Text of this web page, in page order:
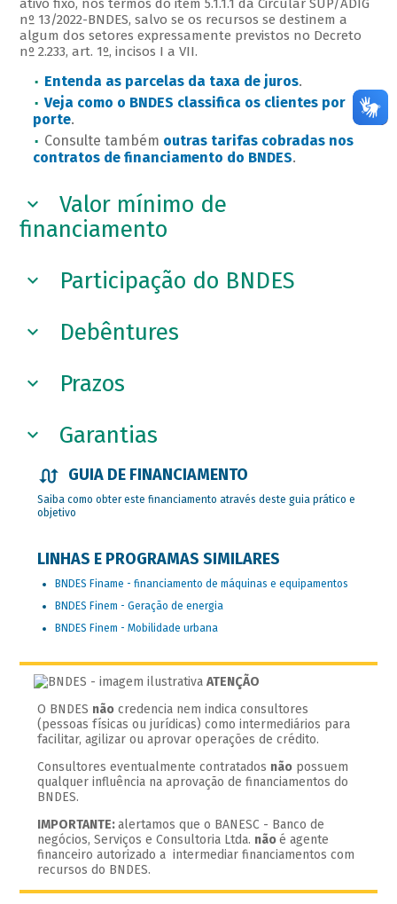
ativo fixo, nos termos do item 5.1.1.1 da Circular SUP/ADIG
nº 13/2022-BNDES, salvo se os recursos se destinem a
algum dos setores expressamente previstos no Decreto
nº 2.233, art. 1º, incisos I a VII.
Entenda as parcelas da taxa de juros.
Veja como o BNDES classifica os clientes por
porte.
Consulte também outras tarifas cobradas nos
contratos de financiamento do BNDES.
Valor mínimo de
financiamento
Participação do BNDES
Debêntures
Prazos
Garantias
GUIA DE FINANCIAMENTO
Saiba como obter este financiamento através deste guia prático e
objetivo
LINHAS E PROGRAMAS SIMILARES
BNDES Finame - financiamento de máquinas e equipamentos
BNDES Finem - Geração de energia
BNDES Finem - Mobilidade urbana
ATENÇÃO
O BNDES não credencia nem indica consultores
(pessoas físicas ou jurídicas) como intermediários para
facilitar, agilizar ou aprovar operações de crédito.
Consultores eventualmente contratados não possuem
qualquer influência na aprovação de financiamentos do
BNDES.
IMPORTANTE:alertamos que o BANESC - Banco de
negócios, Serviços e Consultoria Ltda. nãoé agente
financeiro autorizado a intermediar financiamentos com
recursos do BNDES.